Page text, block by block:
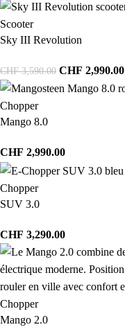
Scooter
Sky III Revolution
CHF3,590.00 CHF 2,990.00
Chopper
Mango 8.0
CHF 2,990.00
Chopper
SUV 3.0
CHF 3,290.00
Chopper
Mango 2.0